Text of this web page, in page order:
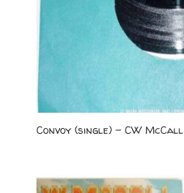
Convoy (single) – CW McCall